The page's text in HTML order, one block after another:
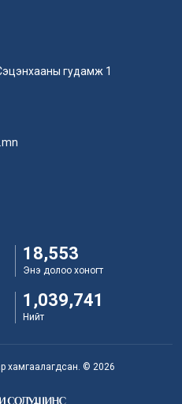
гудамж 1
18,553
Энэ долоо хоногт
1,039,741
Нийт
хамгаалагдсан. © 2026